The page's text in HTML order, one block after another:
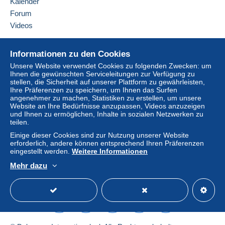
Kauf kann Konsequenzen für das Konto des
Käufers nach sich ziehen.
Klauseln enthalten, die sich auf die Zahlung
beziehen, sind diese Klauseln als nichtig zu
betrachten. Es gelten ausschließlich die
Zahlungsbedingungen der Delcampe-Website, wie
sie in den Nutzungsbedingungen definiert sind.
Käufe müssen, nachdem der Verkäufer die
Tagenbezahlt werden.
Garantie:
Widerrufsrecht
Lasten des Käufers.
Alle Angaben zu Fristen bezüglich der
Rücksendung von Artikeln und der Rückerstattung
des Kaufbetrags finden Sie in derDelcampe-
Charta.
Informationen zu den Cookies
Unsere Website verwendet Cookies zu folgenden Zwecken: um
Ihnen die gewünschten Serviceleitungen zur Verfügung zu
stellen, die Sicherheit auf unserer Plattform zu gewährleisten,
Ihre Präferenzen zu speichern, um Ihnen das Surfen
angenehmer zu machen, Statistiken zu erstellen, um unsere
Website an Ihre Bedürfnisse anzupassen, Videos anzuzeigen
und Ihnen zu ermöglichen, Inhalte in sozialen Netzwerken zu
teilen.
Einige dieser Cookies sind zur Nutzung unserer Website
erforderlich, andere können entsprechend Ihren Präferenzen
eingestellt werden. Weitere Informationen
Mehr dazu
Forum
Videos
Online-Hilfe
Auf Delcampe kaufen
Auf Delcampe verkaufen
Eine sichere Website